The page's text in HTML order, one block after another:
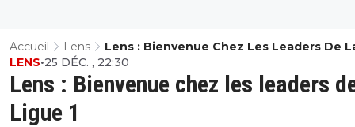
Accueil Lens
Lens : Bienvenue Chez Les Leaders De
Ligue 1
Lens : Bienvenue chez les leaders
Ligue 1
LENS•25 DÉC. , 22:30